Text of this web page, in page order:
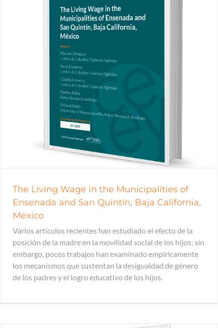
The Living Wage in the Municipalities of
Ensenada and San Quintín, Baja California,
México
Varios artículos recientes han estudiado el efecto de la
posición de la madre en la movilidad social de los hijos; sin
embargo, pocos trabajos han examinado empíricamente
los mecanismos que sustentan la desigualdad de género
de los padres y el logro educativo de los hijos.